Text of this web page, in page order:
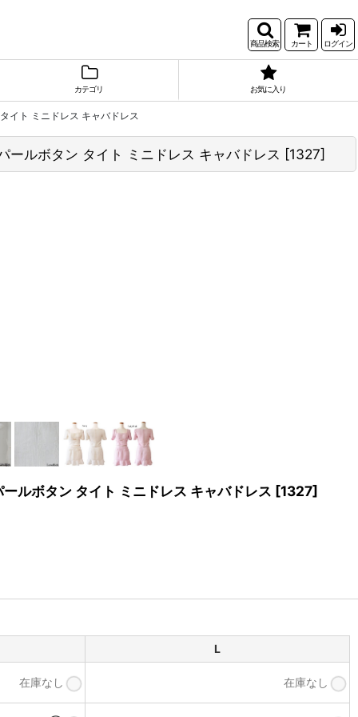
商品検索 カート ログイン
カテゴリ お気に入り
イト ミニドレス キャバドレス
ルボタン タイト ミニドレス キャバドレス [1327]
ルボタン タイト ミニドレス キャバドレス [1327]
L
在庫なし 在庫なし